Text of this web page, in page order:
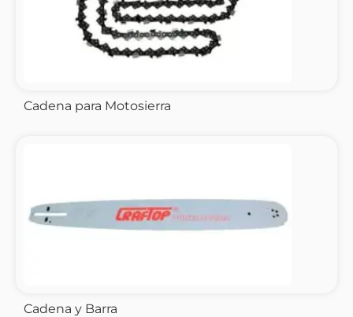
Cadena para Motosierra
Cadena y Barra